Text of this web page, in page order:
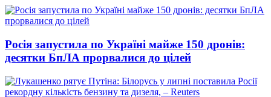
Росія запустила по Україні майже 150 дронів:
десятки БпЛА прорвалися до цілей